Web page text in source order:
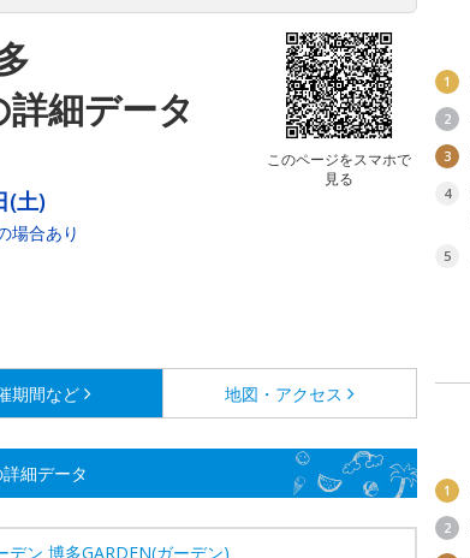
細データ
このページをスマホで
見る
(土)
場合あり
期間など 地図・アクセス
細データ
デン 博多GARDEN(ガーデン)
1
2
3
4
5
1
2